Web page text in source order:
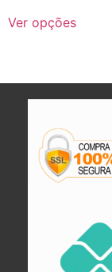
Ver opções